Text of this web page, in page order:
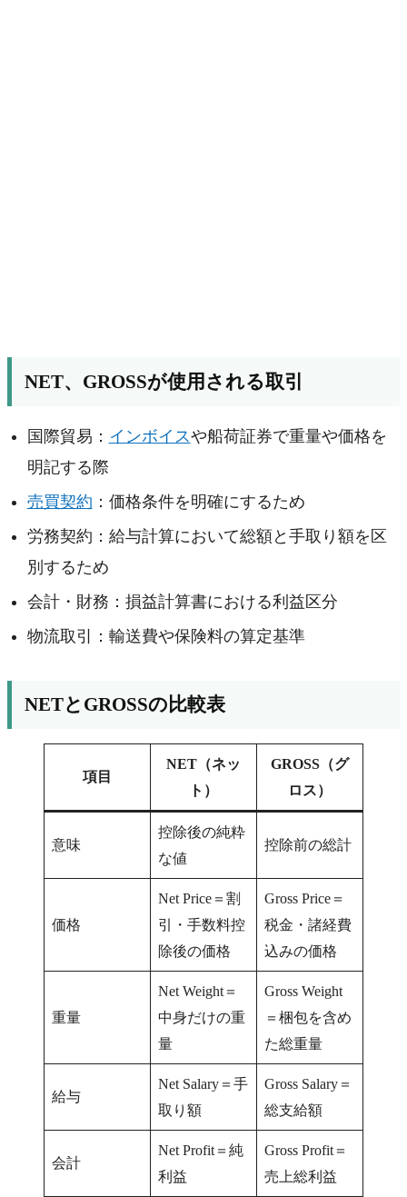
NET、GROSSが使用される取引
国際貿易： インボイスや船荷証券で重量や価格を
明記する際
売買契約 ：価格条件を明確にするため
労務契約：給与計算において総額と手取り額を区
別するため
会計・財務：損益計算書における利益区分
物流取引：輸送費や保険料の算定基準
NETとGROSSの比較表
項目
NET（ネッ
ト）
GROSS（グ
ロス）
意味
控除後の純粋
な値
控除前の総計
価格
Net Price＝割
引・手数料控
除後の価格
Gross Price＝
税金・諸経費
込みの価格
重量
Net Weight＝
中身だけの重
量
Gross Weight
＝梱包を含め
た総重量
給与
Net Salary＝手
取り額
Gross Salary＝
総支給額
会計
Net Profit＝純
利益
Gross Profit＝
売上総利益